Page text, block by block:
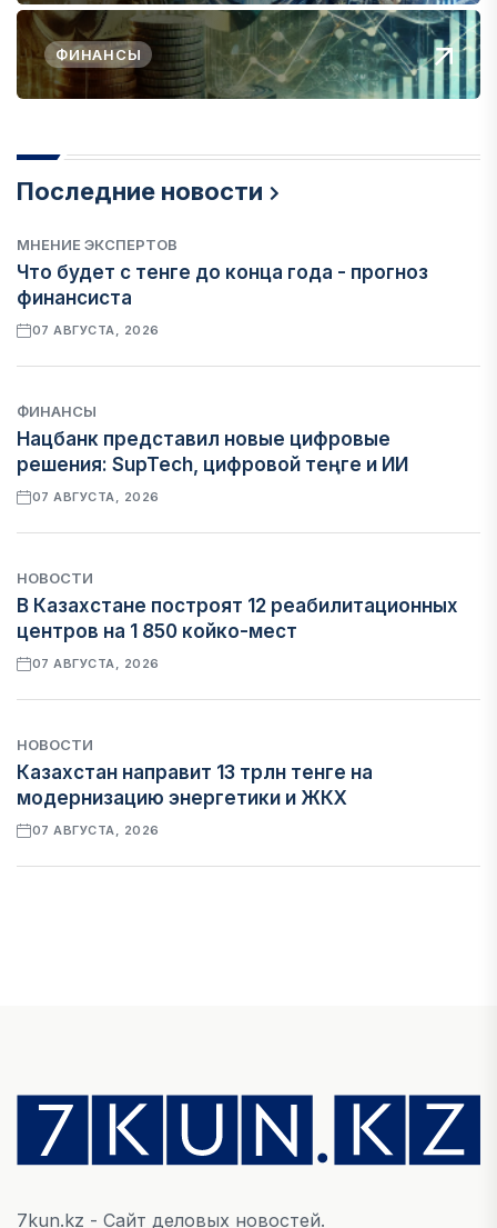
ФИНАНСЫ
Последние новости
МНЕНИЕ ЭКСПЕРТОВ
Что будет с тенге до конца года - прогноз
финансиста
07 АВГУСТА, 2026
ФИНАНСЫ
Нацбанк представил новые цифровые
решения: SupTech, цифровой теңге и ИИ
07 АВГУСТА, 2026
НОВОСТИ
В Казахстане построят 12 реабилитационных
центров на 1 850 койко-мест
07 АВГУСТА, 2026
НОВОСТИ
Казахстан направит 13 трлн тенге на
модернизацию энергетики и ЖКХ
07 АВГУСТА, 2026
Денежно-кредитная политика влияет не
только на спрос, но и на предложение труда
07 АВГУСТА, 2026
7kun.kz - Сайт деловых новостей.